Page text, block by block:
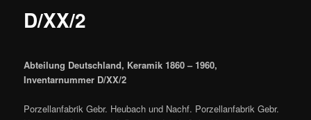
D/XX/2
Abteilung Deutschland, Keramik 1860 – 1960,
Inventarnummer D/XX/2
Porzellanfabrik Gebr. Heubach und Nachf. Porzellanfabrik Gebr.